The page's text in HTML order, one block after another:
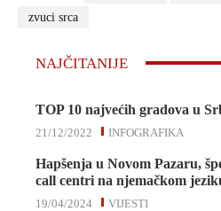
zvuci srca
NAJČITANIJE
TOP 10 najvećih gradova u
INFOGRAFIKA
21/12/2022
Hapšenja u Novom Pazaru,
call centri na njemačkom
VIJESTI
19/04/2024